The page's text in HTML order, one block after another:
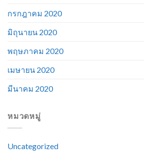
กรกฎาคม 2020
มิถุนายน 2020
พฤษภาคม 2020
เมษายน 2020
มีนาคม 2020
หมวดหมู่
Uncategorized